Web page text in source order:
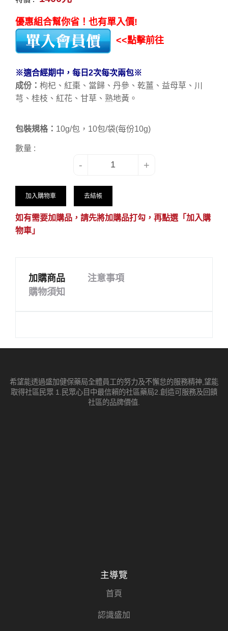
優惠組合幫你省！也有單入價!
<<點擊前往
※適合經期中，每日2次每次兩包※
成份： 枸杞、紅棗、當歸、丹參、乾薑、益母草、川
芎、桂枝、紅花、甘草、熟地黃。
包裝規格： 10g/包，10包/袋(每份10g)
數量 :
- +
加入購物車 去結帳
如有需要加購品，請先將加購品打勾，再點選「加入購
物車」
加購商品
注意事項
購物須知
希望能透過盛加健保藥局全體員工的努力及不懈怠的服務精神,望能
取得社區民眾 1.民眾心目中最信賴的社區藥局2.創造可服務及回饋
社區的品牌價值.
主導覽
首頁
認識盛加